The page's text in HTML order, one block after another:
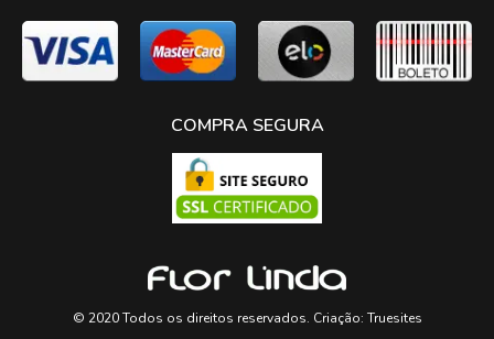
COMPRA SEGURA
© 2020 Todos os direitos reservados. Criação: Truesites